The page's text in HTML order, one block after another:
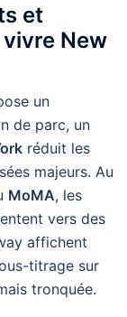
et
New
un
de parc, un
réduit les
majeurs. Au
MoMA, les
vers des
affichent
titrage sur
tronquée.